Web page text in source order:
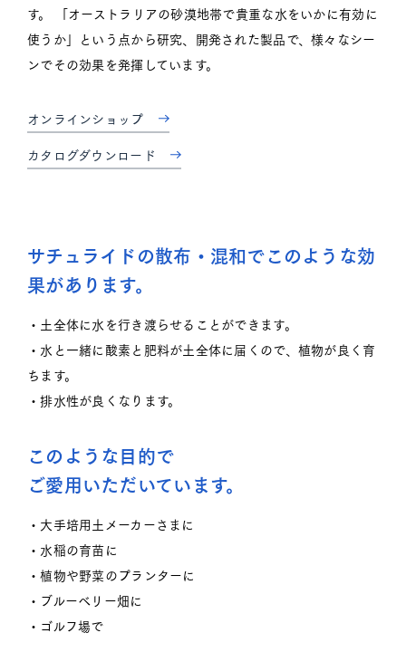
オーシャン貿易
公式 Instagram
ブルーベリー
公式
す。 「オーストラリアの砂漠地帯で貴重な水をいかに有効に
使うか」という点から研究、開発された製品で、様々なシー
ンでその効果を発揮しています。
オンラインショップ
カタログダウンロード
サチュライドの散布・混和でこのような効
果があります。
・土全体に水を行き渡らせることができます。
・水と一緒に酸素と肥料が土全体に届くので、植物が良く育
ちます。
・排水性が良くなります。
このような目的で
ご愛用いただいています。
・大手培用土メーカーさまに
・水稲の育苗に
・植物や野菜のプランターに
・ブルーベリー畑に
・ゴルフ場で